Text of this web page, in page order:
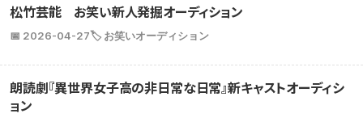
松竹芸能 お笑い新人発掘オーディション
📅 2026-04-27🏷️ お笑いオーディション
朗読劇『異世界女子高の非日常な日常』新キャストオーディシ
ョン